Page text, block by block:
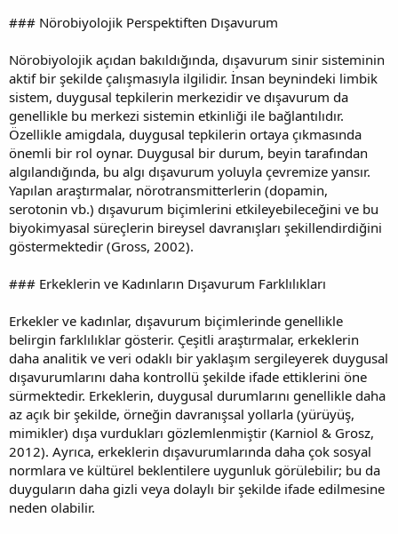
### Nörobiyolojik Perspektiften Dışavurum
Nörobiyolojik açıdan bakıldığında, dışavurum sinir sisteminin
aktif bir şekilde çalışmasıyla ilgilidir. İnsan beynindeki limbik
sistem, duygusal tepkilerin merkezidir ve dışavurum da
genellikle bu merkezi sistemin etkinliği ile bağlantılıdır.
Özellikle amigdala, duygusal tepkilerin ortaya çıkmasında
önemli bir rol oynar. Duygusal bir durum, beyin tarafından
algılandığında, bu algı dışavurum yoluyla çevremize yansır.
Yapılan araştırmalar, nörotransmitterlerin (dopamin,
serotonin vb.) dışavurum biçimlerini etkileyebileceğini ve bu
biyokimyasal süreçlerin bireysel davranışları şekillendirdiğini
göstermektedir (Gross, 2002).
### Erkeklerin ve Kadınların Dışavurum Farklılıkları
Erkekler ve kadınlar, dışavurum biçimlerinde genellikle
belirgin farklılıklar gösterir. Çeşitli araştırmalar, erkeklerin
daha analitik ve veri odaklı bir yaklaşım sergileyerek duygusal
dışavurumlarını daha kontrollü şekilde ifade ettiklerini öne
sürmektedir. Erkeklerin, duygusal durumlarını genellikle daha
az açık bir şekilde, örneğin davranışsal yollarla (yürüyüş,
mimikler) dışa vurdukları gözlemlenmiştir (Karniol & Grosz,
2012). Ayrıca, erkeklerin dışavurumlarında daha çok sosyal
normlara ve kültürel beklentilere uygunluk görülebilir; bu da
duyguların daha gizli veya dolaylı bir şekilde ifade edilmesine
neden olabilir.